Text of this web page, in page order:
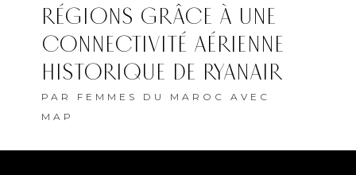
RÉGIONS GRÂCE À UNE
CONNECTIVITÉ AÉRIENNE
HISTORIQUE DE RYANAIR
PAR FEMMES DU MAROC AVEC
MAP